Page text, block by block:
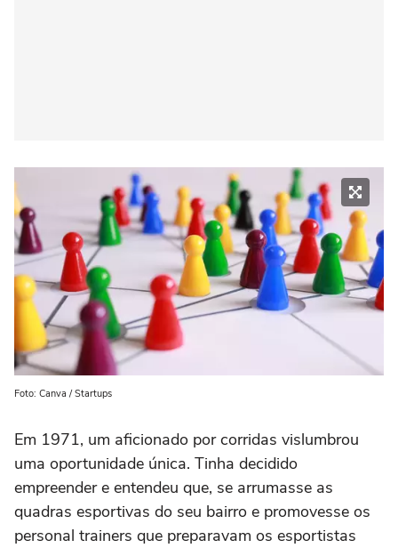
Foto: Canva / Startups
Em 1971, um aficionado por corridas vislumbrou
uma oportunidade única. Tinha decidido
empreender e entendeu que, se arrumasse as
quadras esportivas do seu bairro e promovesse os
personal trainers que preparavam os esportistas